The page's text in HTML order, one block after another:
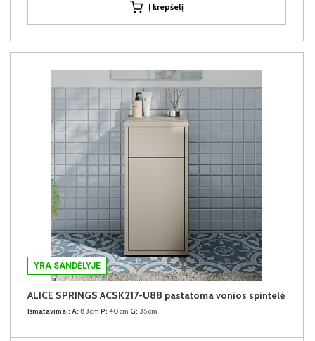
Į krepšelį
YRA SANDĖLYJE
ALICE SPRINGS ACSK217-U88 pastatoma vonios spintelė
Išmatavimai: A: 83cm P: 40cm G: 35cm